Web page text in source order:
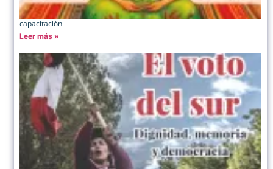
capacitación
Leer más »